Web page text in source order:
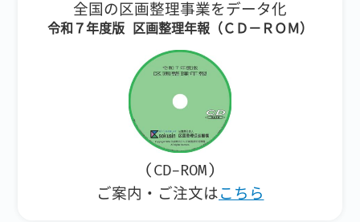
全国の区画整理事業をデータ化
令和７年度版 区画整理年報（ＣＤ－ＲＯＭ）
(CD-ROM)
ご案内・ご注文はこちら